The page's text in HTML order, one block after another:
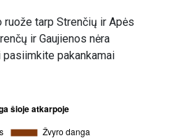
ruože tarp Strenčių ir Apės
ir Gaujienos nėra
pakankamai